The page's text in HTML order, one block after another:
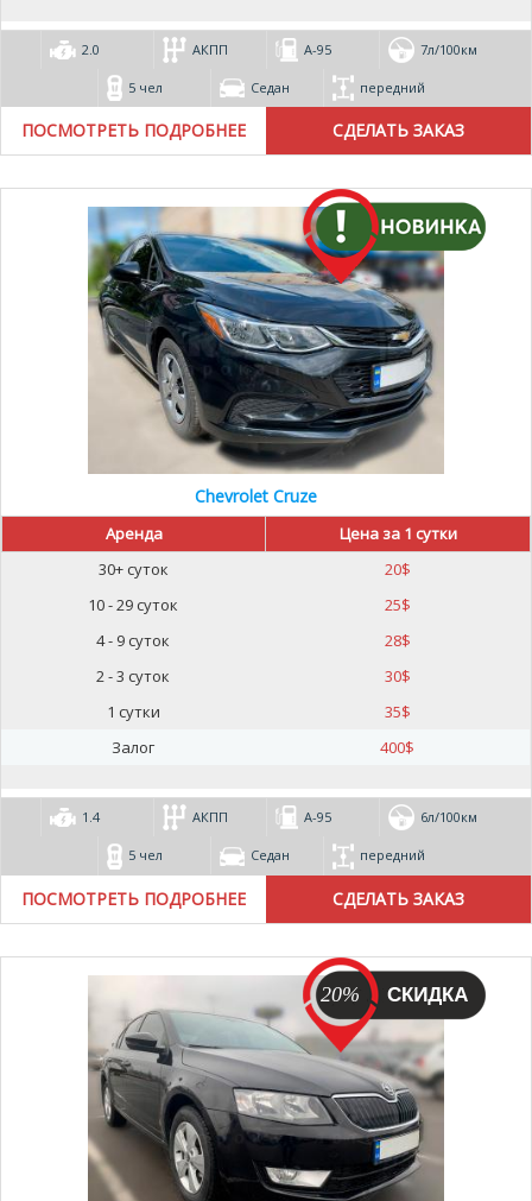
2.0 АКПП А-95 7л/100км
5 чел Седан передний
ПОСМОТРЕТЬ ПОДРОБНЕЕ
Chevrolet Cruze
Аренда
Цена за 1 сутки
30+ суток
20$
10 - 29 суток
25$
4 - 9 суток
28$
2 - 3 суток
30$
1 сутки
35$
Залог
400$
1.4 АКПП А-95 6л/100км
5 чел Седан передний
ПОСМОТРЕТЬ ПОДРОБНЕЕ
20%